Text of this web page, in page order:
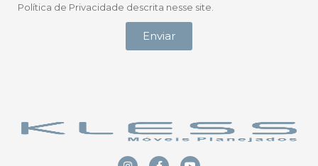
Política de Privacidade descrita nesse site.
Enviar